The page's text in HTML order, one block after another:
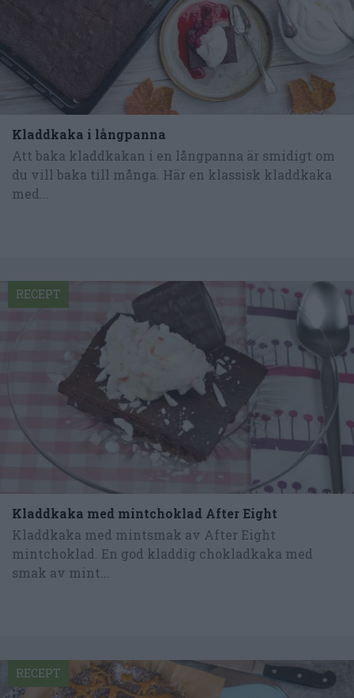
Kladdkaka i långpanna
Att baka kladdkakan i en långpanna är smidigt om
du vill baka till många. Här en klassisk kladdkaka
med...
Kladdkaka med mintchoklad After Eight
Kladdkaka med mintsmak av After Eight
mintchoklad. En god kladdig chokladkaka med
smak av mint...
RECEPT
RECEPT